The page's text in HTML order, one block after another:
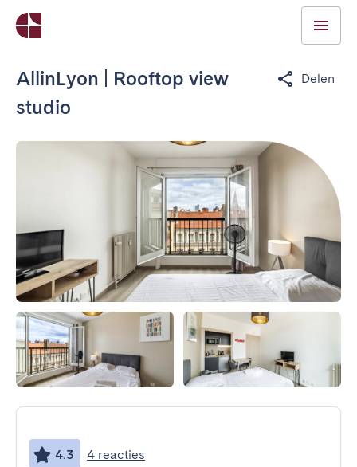
AllinLyon | Rooftop view
studio
Delen
4.3 4 reacties